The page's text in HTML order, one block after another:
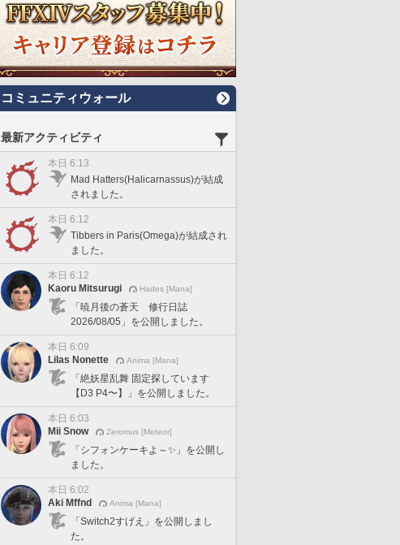
コミュニティウォール
最新アクティビティ
本日 6:13
Mad Hatters(Halicarnassus)が結成
されました。
本日 6:12
Tibbers in Paris(Omega)が結成され
ました。
本日 6:12
Kaoru Mitsurugi
Hades [Mana]
「暁月後の蒼天 修行日誌
2026/08/05」を公開しました。
本日 6:09
Lilas Nonette
Anima [Mana]
「絶妖星乱舞 固定探しています
【D3 P4〜】」を公開しました。
本日 6:03
Mii Snow
Zeromus [Meteor]
「シフォンケーキよ～✨」を公開し
ました。
本日 6:02
Aki Mffnd
Anima [Mana]
「Switch2すげえ」を公開しまし
た。